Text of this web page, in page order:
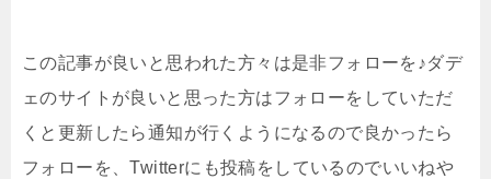
この記事が良いと思われた方々は是非フォローを♪ダデ
ェのサイトが良いと思った方はフォローをしていただ
くと更新したら通知が行くようになるので良かったら
フォローを、Twitterにも投稿をしているのでいいねや